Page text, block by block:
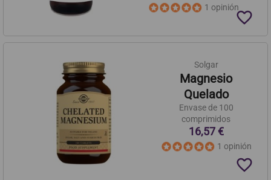
1 opinión
favorite_border
Solgar
Magnesio
Quelado
Envase de 100
comprimidos
16,57 €
1 opinión
favorite_border